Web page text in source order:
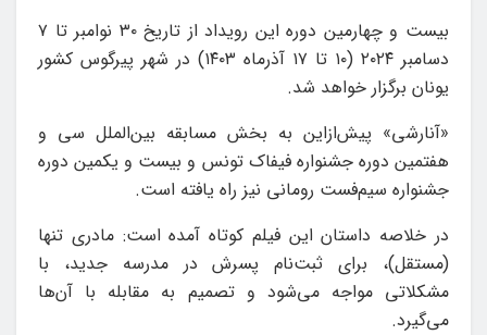
بیست و چهارمین دوره این رویداد از تاریخ ۳۰ نوامبر تا ۷
دسامبر ۲۰۲۴ (۱۰ تا ۱۷ آذرماه ١۴٠٣) در شهر پیرگوس کشور
یونان برگزار خواهد شد.
«آنارشی» پیش‌ازاین به بخش مسابقه بین‌الملل سی و
هفتمین دوره جشنواره فیفاک تونس و بیست و یکمین دوره
جشنواره سیم‌فست رومانی نیز راه یافته است.
در خلاصه داستان این فیلم کوتاه آمده است: مادری تنها
(مستقل)، برای ثبت‌نام پسرش در مدرسه جدید، با
مشکلاتی مواجه می‌شود و تصمیم به مقابله با آن‌ها
می‌گیرد.